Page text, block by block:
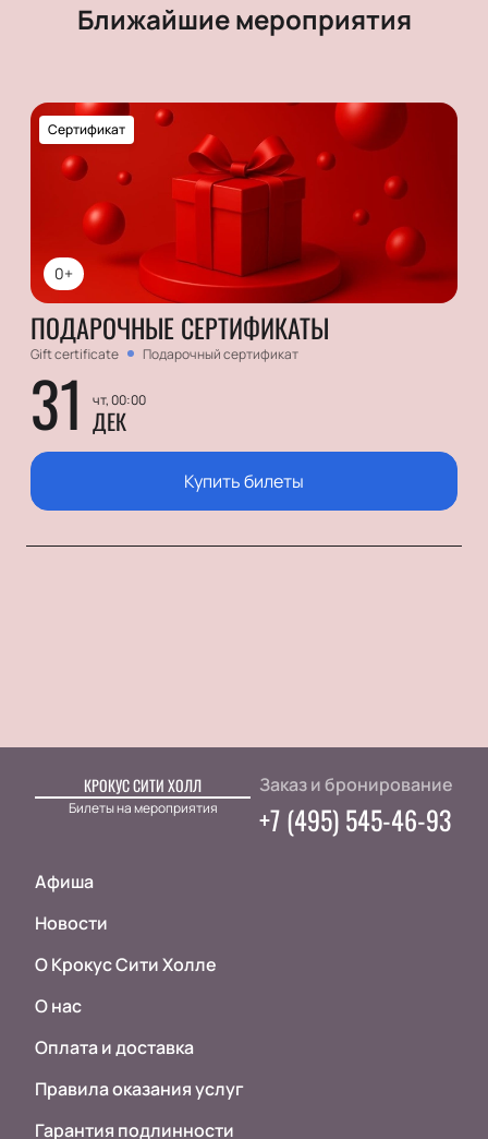
Ближайшие мероприятия
0+
Сертификат
ПОДАРОЧНЫЕ СЕРТИФИКАТЫ
Gift certificate Подарочный сертификат
31 чт, 00:00
ДЕК
Купить билеты
КРОКУС СИТИ ХОЛЛ
Билеты на мероприятия
Афиша
Новости
О Крокус Сити Холле
О нас
Оплата и доставка
Правила оказания услуг
Гарантия подлинности
Заказ и бронирование
+7 (495) 545-46-93